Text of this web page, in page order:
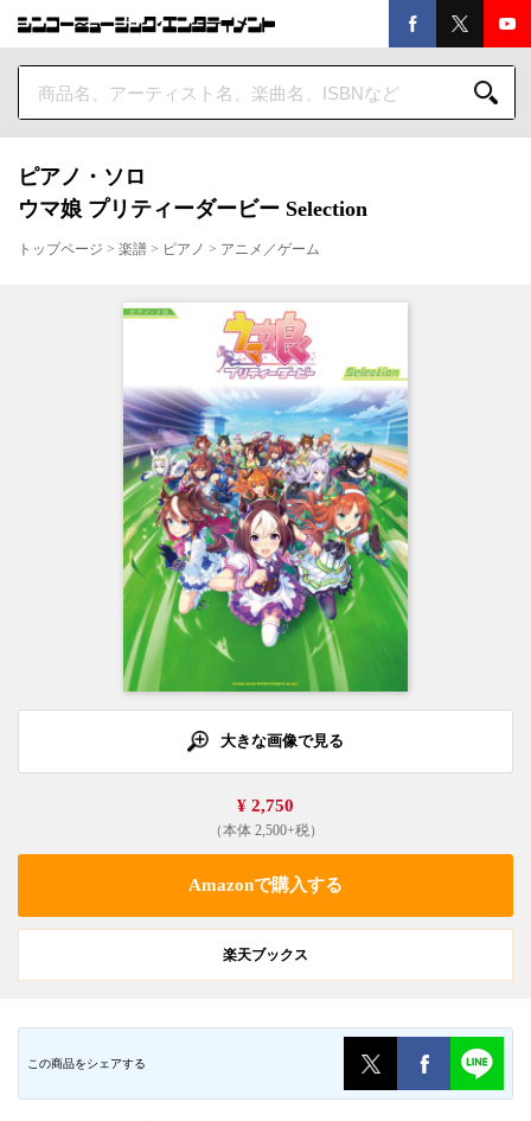
ピアノ・ソロ
ウマ娘 プリティーダービー Selection
トップページ > 楽譜 > ピアノ > アニメ／ゲーム
大きな画像で見る
¥ 2,750
（本体 2,500+税）
Amazonで購入する
楽天ブックス
この商品をシェアする